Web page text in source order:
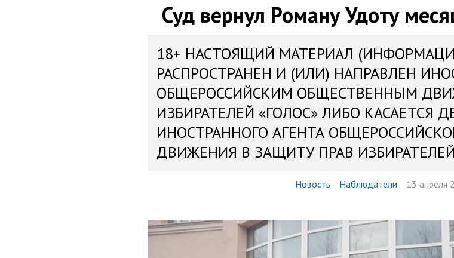
Суд вернул Роману Удоту
18+ НАСТОЯЩИЙ МАТЕРИАЛ
РАСПРОСТРАНЕН И (ИЛИ) НАПРАВЛЕН
ОБЩЕРОССИЙСКИМ ОБЩЕСТВЕННЫМ
ИЗБИРАТЕЛЕЙ «ГОЛОС» ЛИБО КАСАЕТСЯ
ИНОСТРАННОГО АГЕНТА
ДВИЖЕНИЯ В ЗАЩИТУ ПРАВ
Новость Наблюдатели 13 апреля